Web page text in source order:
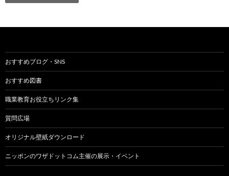
おすすめブログ・SNS
おすすめ図書
職業教育お役立ちリンク集
質問広場
オリジナル壁紙ダウンロード
ニッポンのワザドットコム主催の展示・イベント